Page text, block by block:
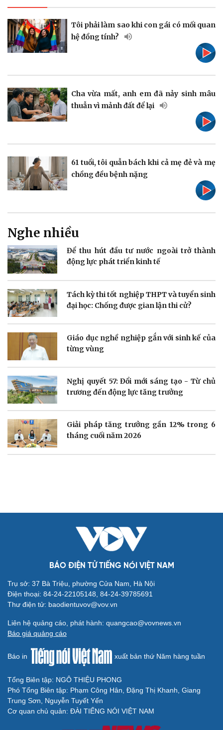
Giá cà phê
Pháp luật
Vụ án
Tin nóng
Tư vấn luật
Quân sự - Quốc phòng
Vũ khí
Việt Nam
Phân tích
Thể thao
Bóng đá
Thế giới thể thao
Hậu trường
Ô tô - Xe máy
Tư vấn
Doanh nghiệp
Thông tin doanh nghiệp
Doanh nghiệp 24h
Doanh nhân
Vì cộng đồng
Công nghệ
Tin Công nghệ
Trải nghiệm
Sức khỏe
Dinh dưỡng - món ngon
Cây thuốc
Sản phụ khoa
Đời sống
Nhà đẹp
Blog
Sân khấu - Điện ảnh
Văn học
Âm nhạc
Giải trí
Nghệ sĩ
Thời trang
Du lịch
Tư vấn
Săn Tour
check-in
Podcast
Câu chuyện thời sự
Cửa sổ tình yêu
Kể chuyện cho bé
Tôi phải làm sao khi con gái có mối quan
hệ đồng tính?
Cha vừa mất, anh em đã nảy sinh mâu
thuẫn vì mảnh đất để lại
61 tuổi, tôi quẫn bách khi cả mẹ đẻ và mẹ
chồng đều bệnh nặng
Nghe nhiều
Để thu hút đầu tư nước ngoài trở thành
động lực phát triển kinh tế
Tách kỳ thi tốt nghiệp THPT và tuyển sinh
đại học: Chống được gian lận thi cử?
Giáo dục nghề nghiệp gắn với sinh kế của
từng vùng
Nghị quyết 57: Đổi mới sáng tạo - Từ chủ
trương đến động lực tăng trưởng
Giải pháp tăng trưởng gần 12% trong 6
tháng cuối năm 2026
BÁO ĐIỆN TỬ TIẾNG NÓI VIỆT NAM
Trụ sở: 37 Bà Triệu, phường Cửa Nam, Hà Nội
Điện thoại: 84-24-22105148, 84-24-39785691
Thư điện tử: baodientuvov@vov.vn
Liên hệ quảng cáo, phát hành: quangcao@vovnews.vn
Báo giá quảng cáo
Báo in xuất bản thứ Năm hàng tuần
Tổng Biên tập: NGÔ THIỆU PHONG
Phó Tổng Biên tập: Phạm Công Hân, Đặng Thị Khanh, Giang
Trung Sơn, Nguyễn Tuyết Yến
Cơ quan chủ quản: ĐÀI TIẾNG NÓI VIỆT NAM